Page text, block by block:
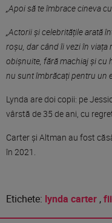
„Apoi să te îmbrace cineva
„Actorii și celebritățile arată
roșu, dar când îi vezi în
obișnuite, fără machiaj și cu
nu sunt îmbrăcați pentru un
Lynda are doi copii: pe
vârstă de 35 de ani, cu
Carter și Altman au fost
în 2021.
Etichete: lynda carter ,